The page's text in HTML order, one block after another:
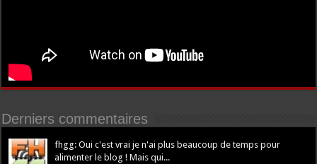
Derniers commentaires
fhgg: Oui c'est vrai je n'ai plus beaucoup de temps pour
alimenter le blog ! Mais qui...